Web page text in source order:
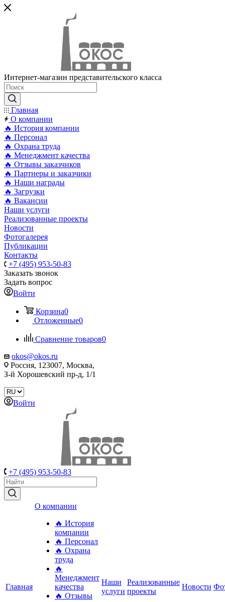
Интернет-магазин представительского класса
Главная
О компании
🔥 История компании
🔥 Персонал
🔥 Охрана труда
🔥 Менеджмент качества
🔥 Отзывы заказчиков
🔥 Партнеры и заказчики
🔥 Наши награды
🔥 Загрузки
🔥 Вакансии
Наши услуги
Реализованные проекты
Новости
Фотогалерея
Публикации
Контакты
+7 (495) 953-50-83
Заказать звонок
Задать вопрос
Войти
Корзина0
Отложенные0
Сравнение товаров0
okos@okos.ru
Россия, 123007, Москва,
З-й Хорошевский пр-д, 1/1
Войти
+7 (495) 953-50-83
Главная
О компании
🔥 История
компании
🔥 Персонал
🔥 Охрана
труда
🔥
Менеджмент
качества
🔥 Отзывы
Наши
услуги
Реализованные
проекты
Новости